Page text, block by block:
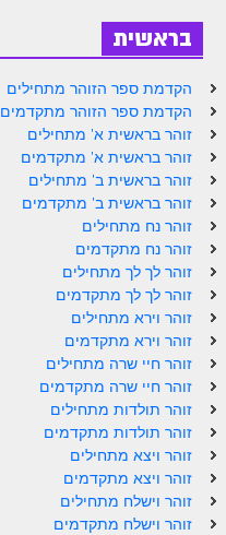
ספר הזוהר חיי שרה מתקדמים
ספר הזוהר תולדות מתקדמים
ספר הזוהר ויצא מתחילים
ספר הזוהר וישלח מתחילים
הזוהר הקדוש וישלח מתקדמים
הזוהר הקדוש וישב מתחילים
הזוהר הקדוש וישב מתקדמים
הזוהר הקדוש מקץ מתחילים
הזוהר הקדוש מקץ מתקדמים
הזוהר הקדוש ויגש מתחילים
הזוהר הקדוש ויגש מתקדמים
בראשית
הקדמת ספר הזוהר מתחילים
הקדמת ספר הזוהר מתקדמים
זוהר בראשית א' מתחילים
זוהר בראשית א' מתקדמים
זוהר בראשית ב' מתחילים
זוהר בראשית ב' מתקדמים
זוהר נח מתחילים
זוהר נח מתקדמים
זוהר לך לך מתחילים
זוהר לך לך מתקדמים
זוהר וירא מתחילים
זוהר וירא מתקדמים
זוהר חיי שרה מתחילים
זוהר חיי שרה מתקדמים
זוהר תולדות מתחילים
זוהר תולדות מתקדמים
זוהר ויצא מתחילים
זוהר ויצא מתקדמים
זוהר וישלח מתחילים
זוהר וישלח מתקדמים